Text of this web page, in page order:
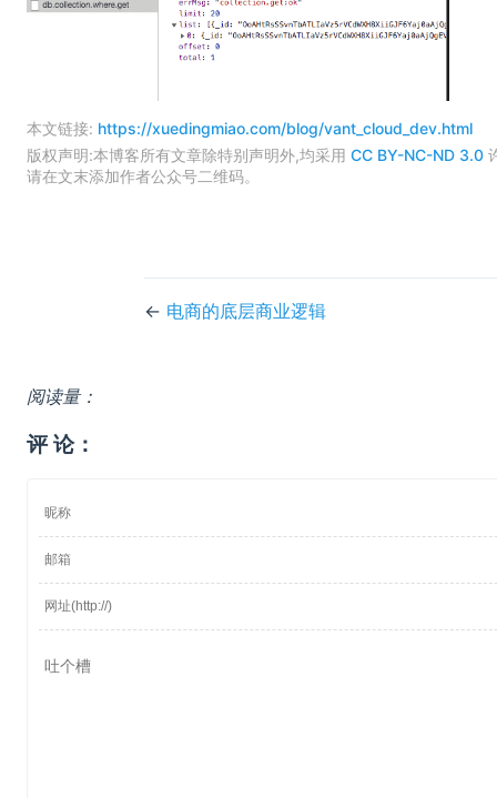
本文链接: https://xuedingmiao.com/blog/vant_cloud_dev.html
版权声明:本博客所有文章除特别声明外,均采用 CC BY-NC-ND 3.0
请在文末添加作者公众号二维码。
← 电商的底层商业逻辑
阅读量：
评 论：